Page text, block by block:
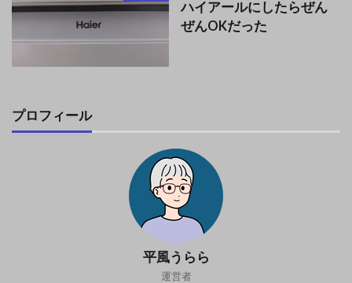
ハイアールにしたらぜん
ぜんOKだった
プロフィール
平風うらら
運営者